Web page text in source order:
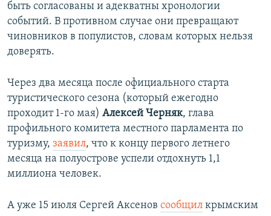
быть согласованы и адекватны хронологии
событий. В противном случае они превращают
чиновников в популистов, словам которых нельзя
доверять.
Через два месяца после официального старта
туристического сезона (который ежегодно
проходит 1-го мая) Алексей Черняк, глава
профильного комитета местного парламента по
туризму, заявил, что к концу первого летнего
месяца на полуострове успели отдохнуть 1,1
миллиона человек.
А уже 15 июля Сергей Аксенов сообщил крымским